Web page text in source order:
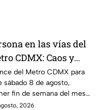
en las vías del
CDMX: Caos y
de más de 20
en la Línea B
del Metro CDMX para
sábado 8 de agosto,
fin de semana del mes.
o cierre de estaciones
2026